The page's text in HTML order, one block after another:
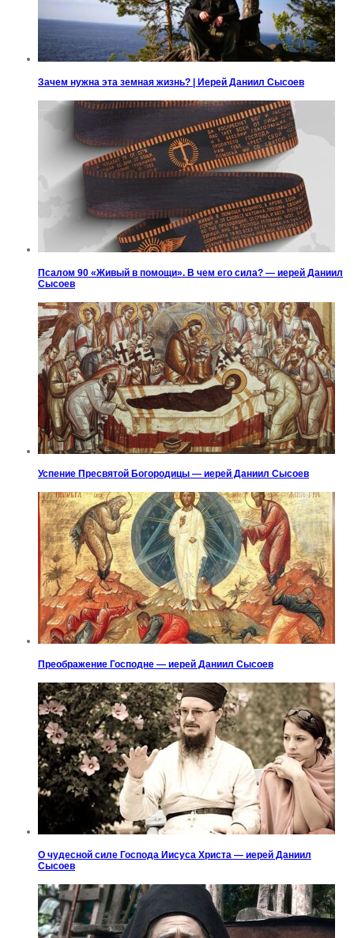
Зачем нужна эта земная жизнь? | Иерей Даниил Сысоев
Псалом 90 «Живый в помощи». В чем его сила? — иерей Даниил
Сысоев
Успение Пресвятой Богородицы — иерей Даниил Сысоев
Преображение Господне — иерей Даниил Сысоев
О чудесной силе Господа Иисуса Христа — иерей Даниил
Сысоев